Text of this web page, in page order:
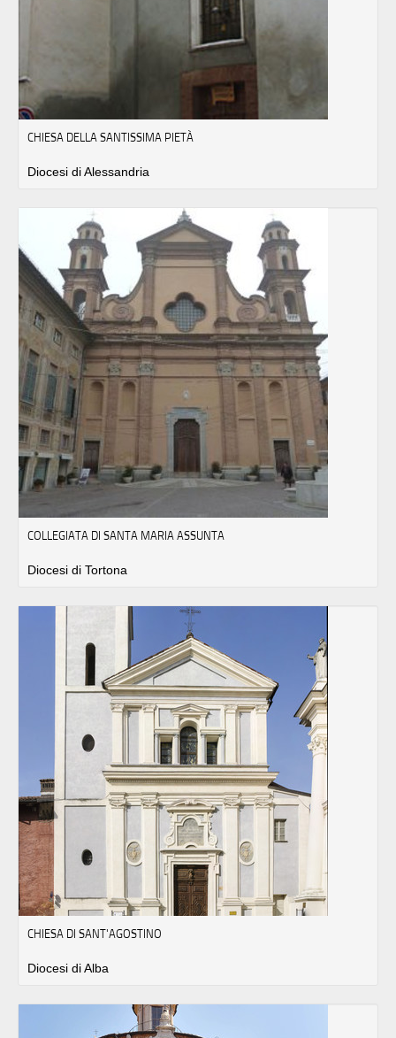
CHIESA DELLA SANTISSIMA PIETÀ
Diocesi di Alessandria
COLLEGIATA DI SANTA MARIA ASSUNTA
Diocesi di Tortona
CHIESA DI SANT'AGOSTINO
Diocesi di Alba